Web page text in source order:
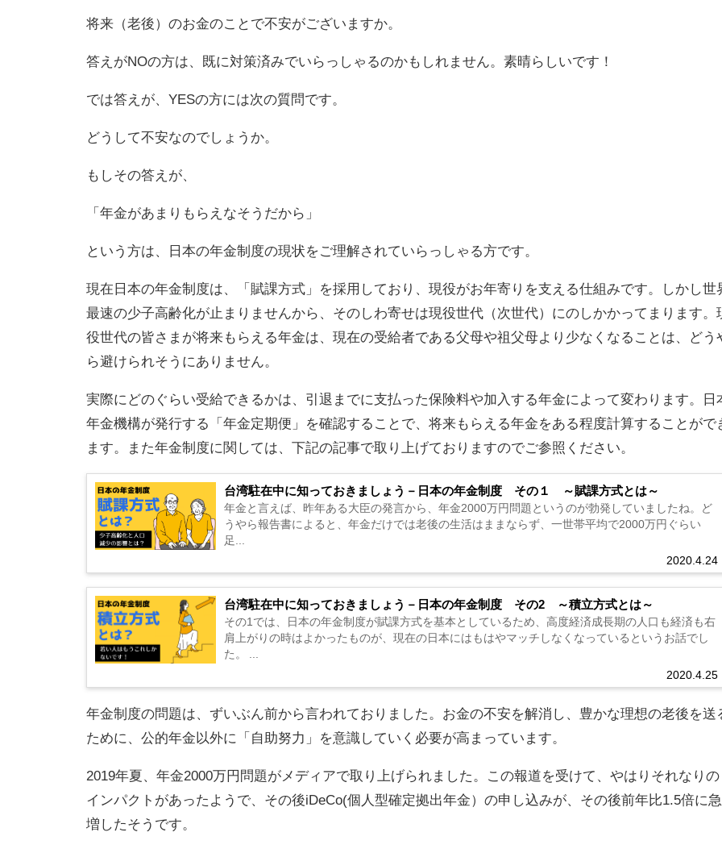
将来（老後）のお金のことで不安がございますか。
答えがNOの方は、既に対策済みでいらっしゃるのかもしれません。素晴らしいです！
では答えが、YESの方には次の質問です。
どうして不安なのでしょうか。
もしその答えが、
「年金があまりもらえなそうだから」
という方は、日本の年金制度の現状をご理解されていらっしゃる方です。
現在日本の年金制度は、「賦課方式」を採用しており、現役がお年寄りを支える仕組みです。しかし世
最速の少子高齢化が止まりませんから、そのしわ寄せは現役世代（次世代）にのしかかってまります。
役世代の皆さまが将来もらえる年金は、現在の受給者である父母や祖父母より少なくなることは、どう
ら避けられそうにありません。
実際にどのぐらい受給できるかは、引退までに支払った保険料や加入する年金によって変わります。日
年金機構が発行する「年金定期便」を確認することで、将来もらえる年金をある程度計算することがで
ます。また年金制度に関しては、下記の記事で取り上げておりますのでご参照ください。
台湾駐在中に知っておきましょう－日本の年金制度 その１ ～賦課方式とは～
2020.4.24
年金と言えば、昨年ある大臣の発言から、年金2000万円問題というのが勃発していましたね。ど
うやら報告書によると、年金だけでは老後の生活はままならず、一世帯平均で2000万円ぐらい
足...
台湾駐在中に知っておきましょう－日本の年金制度 その2 ～積立方式とは～
2020.4.25
その1では、日本の年金制度が賦課方式を基本としているため、高度経済成長期の人口も経済も右
肩上がりの時はよかったものが、現在の日本にはもはやマッチしなくなっているというお話でし
た。 ...
年金制度の問題は、ずいぶん前から言われておりました。お金の不安を解消し、豊かな理想の老後を送
ために、公的年金以外に「自助努力」を意識していく必要が高まっています。
2019年夏、年金2000万円問題がメディアで取り上げられました。この報道を受けて、やはりそれなりの
インパクトがあったようで、その後iDeCo(個人型確定拠出年金）の申し込みが、その後前年比1.5倍に急
増したそうです。